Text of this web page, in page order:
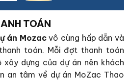
TOÁN
án Mozacvô cùng hấp dẫn và
toán. Mỗi đợt thanh toán
dựng của dự án nên khách
an tâm về dự án MoZac Thao